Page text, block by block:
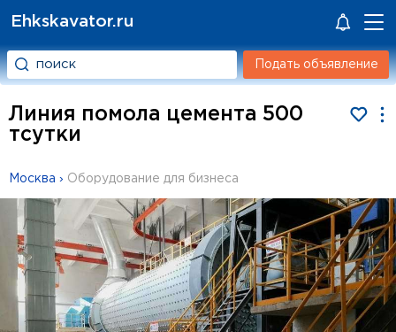
Ehkskavator.ru
Подать объявление
Линия помола цемента 500
тсутки
Москва › Оборудование для бизнеса